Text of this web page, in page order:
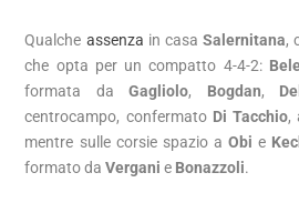
Qualche assenza in casaSalernitana,
che opta per un compatto 4-4-2:
formata daGagliolo, Bogdan,
centrocampo, confermato Di Tacchio,
mentre sulle corsie spazio aObi e
formato daVergani e Bonazzoli.